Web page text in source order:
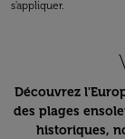
s'appliquer.
Découvrez
des plages
historiques,